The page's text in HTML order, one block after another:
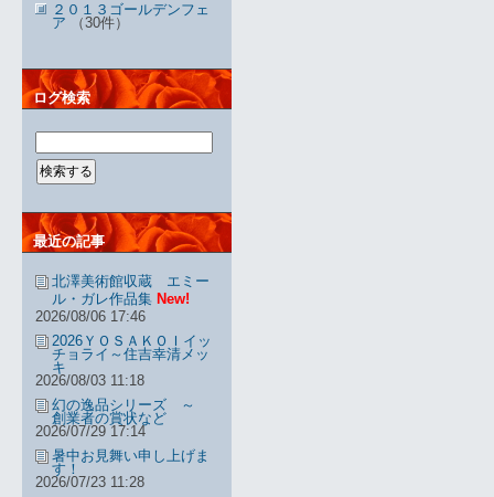
２０１３ゴールデンフェ
ア （30件）
ログ検索
最近の記事
北澤美術館収蔵 エミー
ル・ガレ作品集 New!
2026/08/06 17:46
2026ＹＯＳＡＫＯＩイッ
チョライ～住吉幸清メッ
キ
2026/08/03 11:18
幻の逸品シリーズ ～
創業者の賞状など
2026/07/29 17:14
暑中お見舞い申し上げま
す！
2026/07/23 11:28